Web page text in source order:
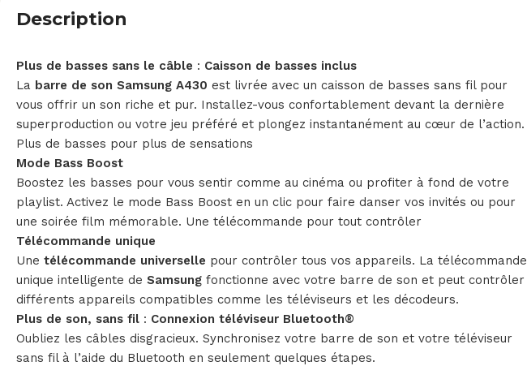
Description
Plus de basses sans le câble : Caisson de basses inclus
La barre de son Samsung A430 est livrée avec un caisson de basses sans fil pour
vous offrir un son riche et pur. Installez-vous confortablement devant la dernière
superproduction ou votre jeu préféré et plongez instantanément au cœur de l’action.
Plus de basses pour plus de sensations
Mode Bass Boost
Boostez les basses pour vous sentir comme au cinéma ou profiter à fond de votre
playlist. Activez le mode Bass Boost en un clic pour faire danser vos invités ou pour
une soirée film mémorable. Une télécommande pour tout contrôler
Télécommande unique
Une télécommande universelle pour contrôler tous vos appareils. La télécommande
unique intelligente de Samsung fonctionne avec votre barre de son et peut contrôler
différents appareils compatibles comme les téléviseurs et les décodeurs.
Plus de son, sans fil : Connexion téléviseur Bluetooth®
Oubliez les câbles disgracieux. Synchronisez votre barre de son et votre téléviseur
sans fil à l’aide du Bluetooth en seulement quelques étapes.